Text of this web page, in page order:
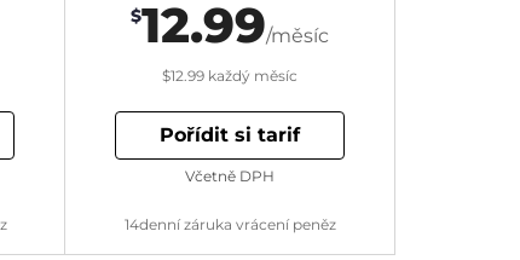
$12.99/měsíc
$12.99 každý měsíc
Pořídit si tarif
14denní záruka vrácení peněz
Včetně DPH